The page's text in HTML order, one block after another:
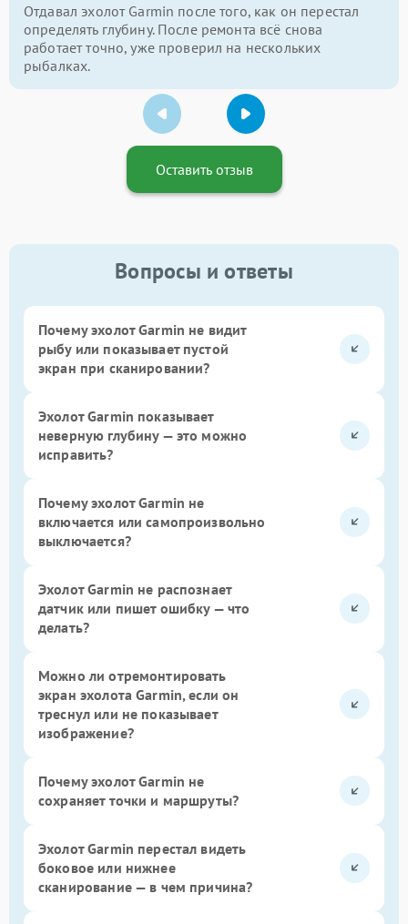
Отдавал эхолот Garmin после того, как он перестал
определять глубину. После ремонта всё снова
работает точно, уже проверил на нескольких
рыбалках.
Оставить отзыв
Вопросы и ответы
Почему эхолот Garmin не видит
рыбу или показывает пустой
экран при сканировании?
Эхолот Garmin показывает
неверную глубину — это можно
исправить?
Почему эхолот Garmin не
включается или самопроизвольно
выключается?
Эхолот Garmin не распознает
датчик или пишет ошибку — что
делать?
Можно ли отремонтировать
экран эхолота Garmin, если он
треснул или не показывает
изображение?
Почему эхолот Garmin не
сохраняет точки и маршруты?
Эхолот Garmin перестал видеть
боковое или нижнее
сканирование — в чем причина?